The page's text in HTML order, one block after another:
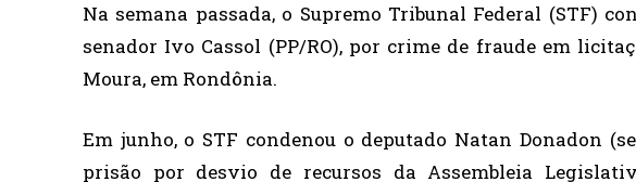
Na semana passada, o Supremo Tribunal Federal (STF)
senador Ivo Cassol (PP/RO), por crime de fraude em
Moura, em Rondônia.
Em junho, o STF condenou o deputado Natan Donadon
prisão por desvio de recursos da Assembleia